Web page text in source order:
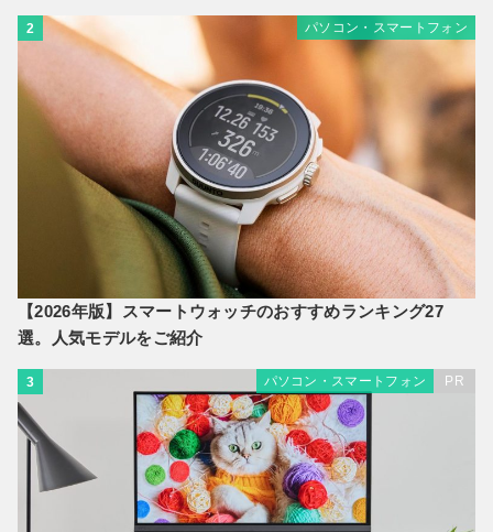
2 パソコン・スマートフォン
【2026年版】スマートウォッチのおすすめランキング27
選。人気モデルをご紹介
3 パソコン・スマートフォン PR